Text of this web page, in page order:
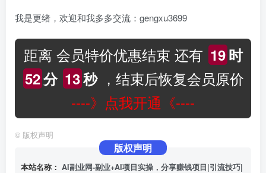
我是更绪，欢迎和我多多交流：gengxu3699
距离 会员特价优惠结束 还有 19时
52分 12秒，结束后恢复会员原价
----》点我开通《----
© 版权声明
版权声明
本站名称： AI副业网-副业+AI项目实操，分享赚钱项目|引流技巧|